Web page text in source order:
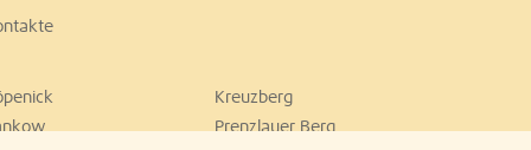
Kreuzberg
Prenzlauer Berg